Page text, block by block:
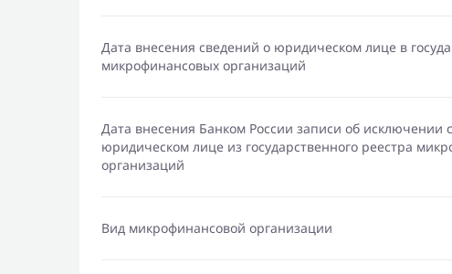
Дата внесения сведений о юридическом лице в
микрофинансовых организаций
Дата внесения Банком России записи об исключении
юридическом лице из государственного реестра
организаций
Вид микрофинансовой организации